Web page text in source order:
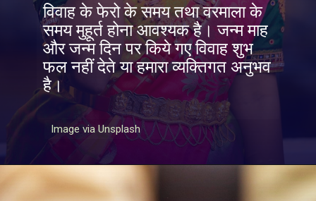
विवाह के फेरो के समय तथा वरमाला के
समय मुहूर्त होना आवश्यक है। जन्म माह
और जन्म दिन पर किये गए विवाह शुभ
फल नहीं देते या हमारा व्यक्तिगत अनुभव
है।
Image via Unsplash